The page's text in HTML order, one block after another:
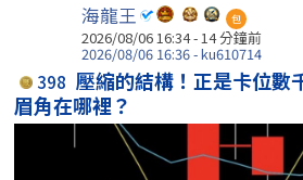
海龍王 包
2026/08/06 16:34 - 14 分鐘前
2026/08/06 16:36 - ku610714
398 壓縮的結構！正是卡位數
眉角在哪裡？